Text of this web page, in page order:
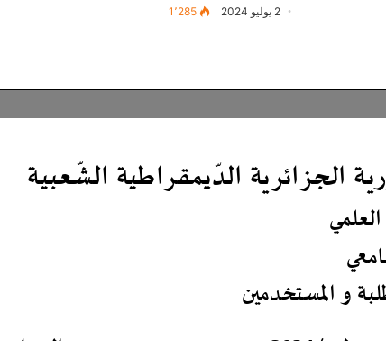
2 يوليو 2024 1٬285